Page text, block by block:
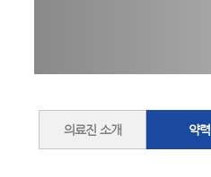
의료진 소개 약력